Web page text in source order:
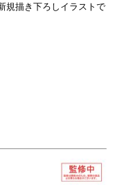
規描き下ろしイラストで